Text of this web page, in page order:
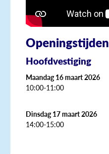
Openingstijden
Hoofdvestiging
Maandag 16 maart 2026
10:00-11:00
Dinsdag 17 maart 2026
14:00-15:00